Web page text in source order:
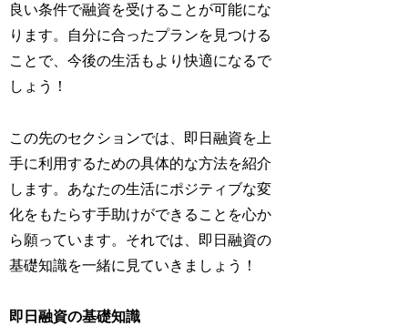
良い条件で融資を受けることが可能にな
ります。自分に合ったプランを見つける
ことで、今後の生活もより快適になるで
しょう！
この先のセクションでは、即日融資を上
手に利用するための具体的な方法を紹介
します。あなたの生活にポジティブな変
化をもたらす手助けができることを心か
ら願っています。それでは、即日融資の
基礎知識を一緒に見ていきましょう！
即日融資の基礎知識